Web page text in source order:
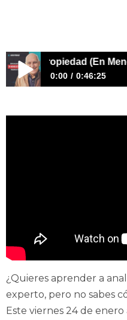
Propiedad (En Menos
0:00 0:46:25
¿Quieres aprender a
experto, pero no sabes
Este viernes 24 de enero